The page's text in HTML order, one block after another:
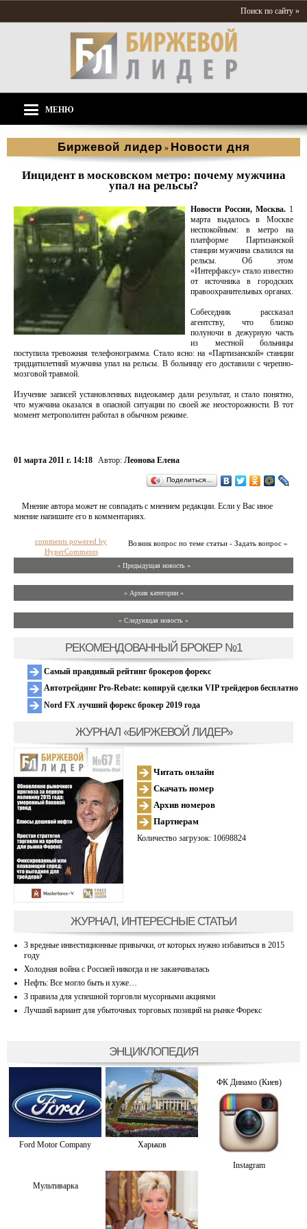
Поиск по сайту »
МЕНЮ
Биржевой лидер » Новости дня
Инцидент в московском метро: почему мужчина
упал на рельсы?
Новости России, Москва. 1
марта выдалось в Москве
неспокойным: в метро на
платформе Партизанской
станции мужчина свалился на
рельсы. Об этом
«Интерфаксу» стало известно
от источника в городских
правоохранительных органах.
Собеседник рассказал
агентству, что близко
полуночи в дежурную часть
из местной больницы
поступила тревожная телефонограмма. Стало ясно: на «Партизанской» станции
тридцатилетний мужчина упал на рельсы. В больницу его доставили с черепно-
мозговой травмой.
Изучение записей установленных видеокамер дали результат, и стало понятно,
что мужчина оказался в опасной ситуации по своей же неосторожности. В тот
момент метрополитен работал в обычном режиме.
01 марта 2011 г. 14:18 Автор: Леонова Елена
Поделиться…
Мнение автора может не совпадать с мнением редакции. Если у Вас иное
мнение напишите его в комментариях.
Возник вопрос по теме статьи - Задать вопрос »
comments powered by
HyperComments
« Предыдущая новость «
» Архив категории «
» Следующая новость »
РЕКОМЕНДОВАННЫЙ БРОКЕР №1
Самый правдивый рейтинг брокеров форекс
Автотрейдинг Pro-Rebate: копируй сделки VIP трейдеров бесплатно
Nord FX лучший форекс брокер 2019 года
ЖУРНАЛ «БИРЖЕВОЙ ЛИДЕР»
Читать онлайн
Скачать номер
Архив номеров
Партнерам
Количество загрузок: 10698824
ЖУРНАЛ, ИНТЕРЕСНЫЕ СТАТЬИ
3 вредные инвестиционные привычки, от которых нужно избавиться в 2015
году
Холодная война с Россией никогда и не заканчивалась
Нефть: Все могло быть и хуже…
3 правила для успешной торговли мусорными акциями
Лучший вариант для убыточных торговых позиций на рынке Форекс
ЭНЦИКЛОПЕДИЯ
Ford Motor Company Харьков
ФК Динамо (Киев)
Instagram
Мультиварка